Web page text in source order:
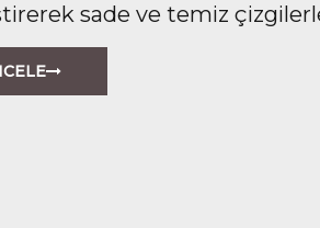
sade ve temiz